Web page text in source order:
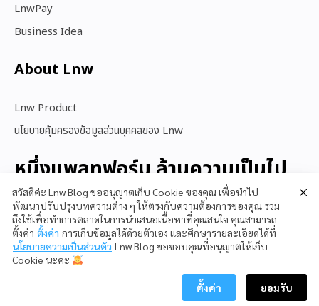
LnwPay
Business Idea
About Lnw​
Lnw Product
นโยบายคุ้มครองข้อมูลส่วนบุคคลของ Lnw
หนึ่งแพลทฟอร์ม ล้านความเป็นไป
ได้
สนใจใช้ LnwShop
สวัสดีค่ะ Lnw Blog ขออนุญาตเก็บ Cookie ของคุณ เพื่อนำไป
พัฒนาปรับปรุงบทความต่าง ๆ ให้ตรงกับความต้องการของคุณ รวม
ถึงใช้เพื่อทำการตลาดในการนำเสนอเนื้อหาที่คุณสนใจ คุณสามารถ
ตั้งค่า ตั้งค่า การเก็บข้อมูลได้ด้วยตัวเอง และศึกษารายละเอียดได้ที่
นโยบายความเป็นส่วนตัว Lnw Blog ขอขอบคุณที่อนุญาตให้เก็บ
Cookie นะคะ
ตั้งค่า ยอมรับ